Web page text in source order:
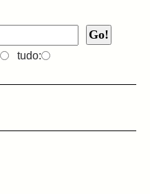
tudo: